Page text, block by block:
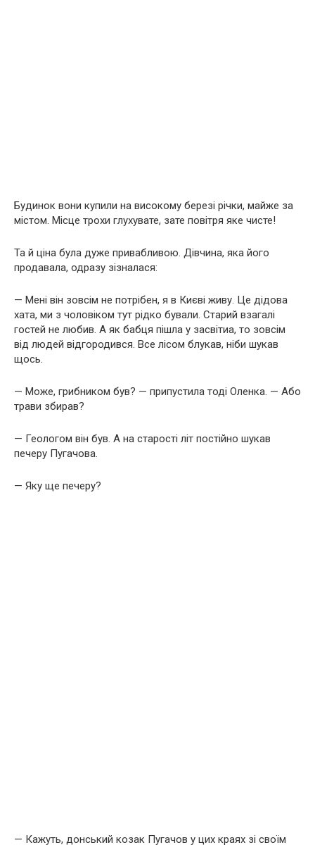
Будинок вони купили на високому березі річки, майже за
містом. Місце трохи глухувате, зате повітря яке чисте!
Та й ціна була дуже привабливою. Дівчина, яка його
продавала, одразу зізналася:
— Мені він зовсім не потрібен, я в Києві живу. Це дідова
хата, ми з чоловіком тут рідко бували. Старий взагалі
гостей не любив. А як бабця пішла у засвітиа, то зовсім
від людей відгородився. Все лісом блукав, ніби шукав
щось.
— Може, грибником був? — припустила тоді Оленка. — Або
трави збирав?
— Геологом він був. А на старості літ постійно шукав
печеру Пугачова.
— Яку ще печеру?
— Кажуть, донський козак Пугачов у цих краях зі своїм